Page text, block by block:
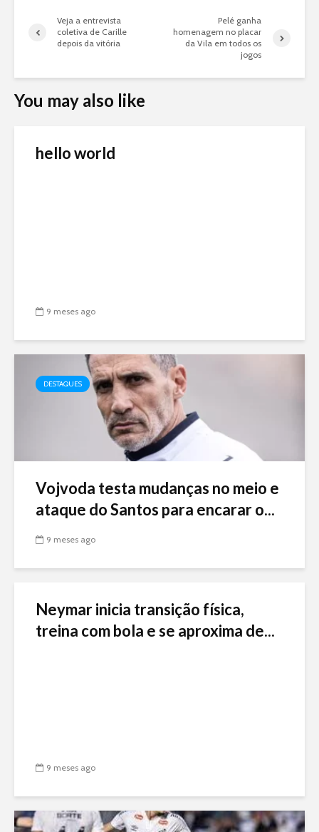
Veja a entrevista
coletiva de Carille
depois da vitória
Pelé ganha
homenagem no placar
da Vila em todos os
jogos
You may also like
hello world
9 meses ago
DESTAQUES
Vojvoda testa mudanças no meio e
ataque do Santos para encarar o...
9 meses ago
Neymar inicia transição física,
treina com bola e se aproxima de...
9 meses ago